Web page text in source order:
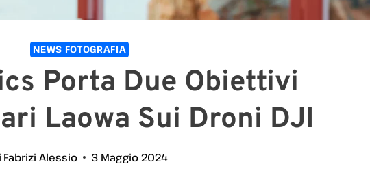
NEWS FOTOGRAFIA
Porta Due Obiettivi
Laowa Sui Droni DJI
Fabrizi Alessio 3 Maggio 2024